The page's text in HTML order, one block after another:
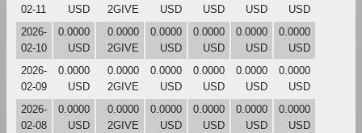
02-11
USD
2GIVE
USD
USD
USD
USD
2026-
02-10
0.0000
USD
0.0000
2GIVE
0.0000
USD
0.0000
USD
0.0000
USD
0.0000
USD
2026-
02-09
0.0000
USD
0.0000
2GIVE
0.0000
USD
0.0000
USD
0.0000
USD
0.0000
USD
2026-
02-08
0.0000
USD
0.0000
2GIVE
0.0000
USD
0.0000
USD
0.0000
USD
0.0000
USD